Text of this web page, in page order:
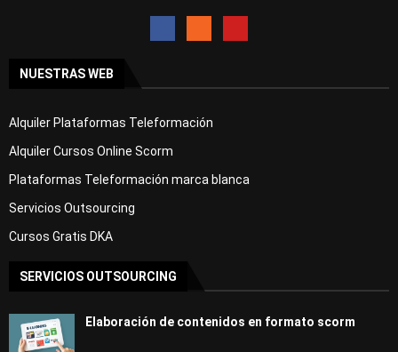
NUESTRAS WEB
Alquiler Plataformas Teleformación
Alquiler Cursos Online Scorm
Plataformas Teleformación marca blanca
Servicios Outsourcing
Cursos Gratis DKA
SERVICIOS OUTSOURCING
Elaboración de contenidos en formato scorm